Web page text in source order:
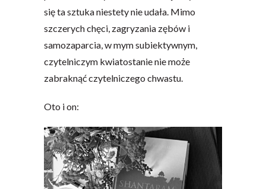
się ta sztuka niestety nie udała. Mimo
szczerych chęci, zagryzania zębów i
samozaparcia, w mym subiektywnym,
czytelniczym kwiatostanie nie może
zabraknąć czytelniczego chwastu.
Oto i on: